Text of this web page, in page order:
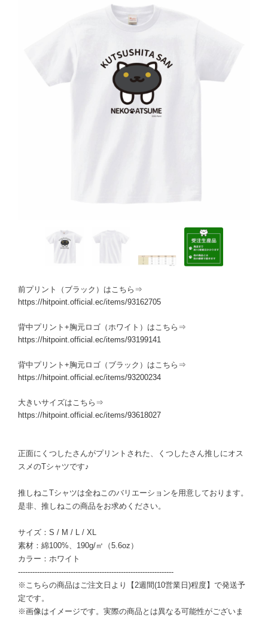
前プリント（ブラック）はこちら⇒
https://hitpoint.official.ec/items/93162705
背中プリント+胸元ロゴ（ホワイト）はこちら⇒
https://hitpoint.official.ec/items/93199141
背中プリント+胸元ロゴ（ブラック）はこちら⇒
https://hitpoint.official.ec/items/93200234
大きいサイズはこちら⇒
https://hitpoint.official.ec/items/93618027
正面にくつしたさんがプリントされた、くつしたさん推しにオス
スメのTシャツです♪
推しねこTシャツは全ねこのバリエーションを用意しております。
是非、推しねこの商品をお求めください。
サイズ：S / M / L / XL
素材：綿100%、190g/㎡（5.6oz）
カラー：ホワイト
-----------------------------------------------------------------
※こちらの商品はご注文日より【2週間(10営業日)程度】で発送予
定です。
※画像はイメージです。実際の商品とは異なる可能性がございま